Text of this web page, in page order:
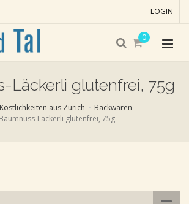
LOGIN
0
Läckerli glutenfrei, 75g
Köstlichkeiten aus Zürich
Backwaren
Baumnuss-Läckerli glutenfrei, 75g